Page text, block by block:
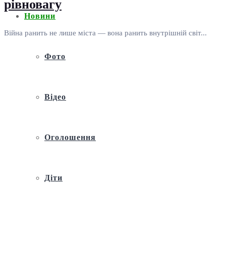
Новини
Фото
Відео
Оголошення
Діти
рівновагу
Війна ранить не лише міста — вона ранить внутрішній світ...